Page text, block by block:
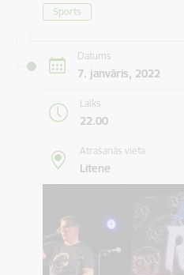
Sports
Datums
7. janvāris, 2022
Laiks
22.00
Atrašanās vieta
Litene